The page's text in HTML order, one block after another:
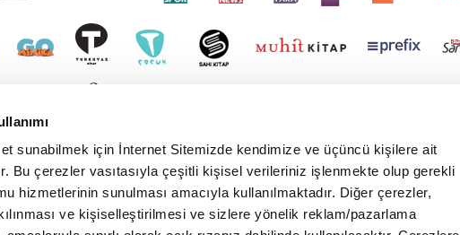
sunabilmek için İnternet Sitemizde kendimize ve üçüncü kişilere ait
Bu çerezler vasıtasıyla çeşitli kişisel verileriniz işlenmekte olup gerekli
hizmetlerinin sunulması amacıyla kullanılmaktadır. Diğer çerezler,
ve kişiselleştirilmesi ve sizlere yönelik reklam/pazarlama